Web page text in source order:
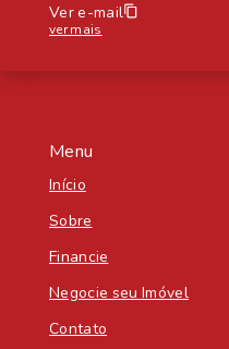
Menu
Início
Sobre
Financie
Negocie seu Imóvel
Contato
Ver e-mail
ver mais